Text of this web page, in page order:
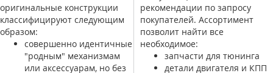
оригинальные конструкции
классифицируют следующим
образом:
совершенно идентичные
"родным" механизмам
или аксессуарам, но без
рекомендации по запросу
покупателей. Ассортимент
позволит найти все
необходимое:
запчасти для тюнинга
детали двигателя и КПП